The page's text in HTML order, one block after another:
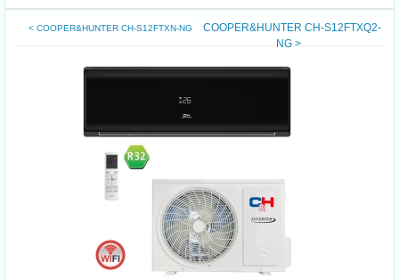
< COOPER&HUNTER CH-S12FTXN-NG
COOPER&HUNTER CH-S12FTXQ2-
NG >